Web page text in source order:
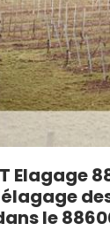
Elagage
le